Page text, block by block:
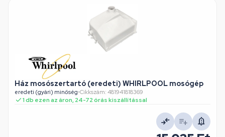
Ház mosószertartó (eredeti) WHIRLPOOL mosógép
eredeti (gyári) minőség•Cikkszám: 481941818369
1 db ezen az áron, 24-72 órás kiszállítással